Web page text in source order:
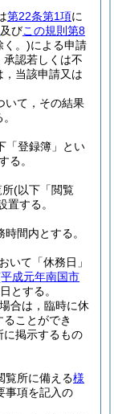
第22条第1項に
及びこの規則第8
く。)による申請
承認若しくは不
当該申請又は
いて，その結果
「登録簿」とい
る。
所(以下「閲覧
置する。
間内とする。
いて「休務日」
成元年南国市
とする。
合は，臨時に休
ことができ
に掲示するもの
覧所に備える様
事項を記入の